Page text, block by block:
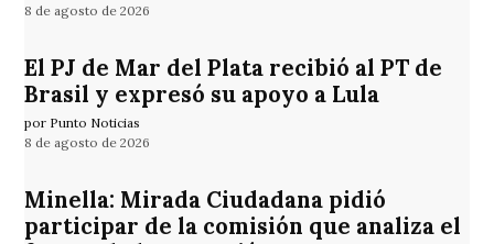
8 de agosto de 2026
El PJ de Mar del Plata recibió al PT de
Brasil y expresó su apoyo a Lula
por Punto Noticias
8 de agosto de 2026
Minella: Mirada Ciudadana pidió
participar de la comisión que analiza el